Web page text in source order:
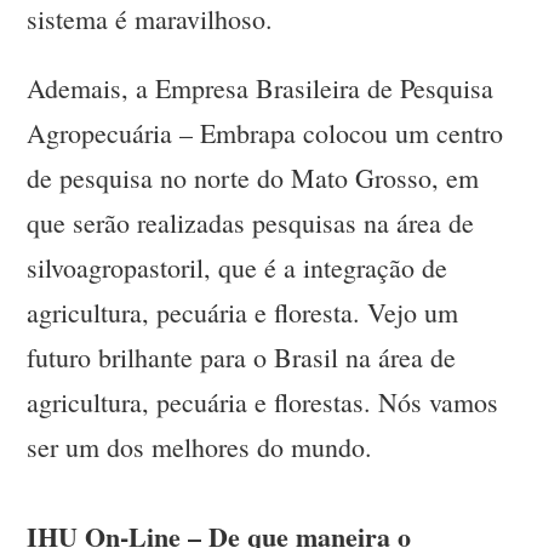
sistema é maravilhoso.
Ademais, a Empresa Brasileira de Pesquisa
Agropecuária – Embrapa colocou um centro
de pesquisa no norte do Mato Grosso, em
que serão realizadas pesquisas na área de
silvoagropastoril, que é a integração de
agricultura, pecuária e floresta. Vejo um
futuro brilhante para o Brasil na área de
agricultura, pecuária e florestas. Nós vamos
ser um dos melhores do mundo.
IHU On-Line – De que maneira o